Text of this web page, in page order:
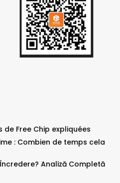
de Free Chip expliquées
: Combien de temps cela
Analiză Completă